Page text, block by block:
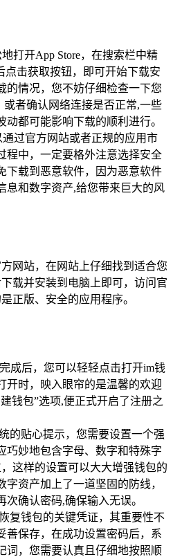
打开App Store，在搜索栏中精
点击获取按钮，即可开始下载安
的情况，您不妨仔细检查一下您
或者确认网络连接是否正常,一些
动都可能影响下载的顺利进行。
通过官方网站或者正规的应用市
程中，一定要格外注意选择安全
下载到恶意软件，因为恶意软件
息和数字资产,给您带来巨大的风
网站，在网站上仔细找到适合您
载并安装到电脑上即可，访问官
正版、安全的应用程序。
成后，您可以轻轻点击打开im钱
开时，映入眼帘的是温馨的欢迎
钱包”选项,便正式开启了注册之
的贴心提示，您需要设置一个强
巧妙地包含字母、数字和特殊字
这样的设置可以大大增强钱包的
字资产加上了一道坚固的防线，
确认密码,确保输入无误。
复钱包的关键凭证，其重要性不
善保存，在成功设置密码后，系
词，您需要认真且仔细地按照顺